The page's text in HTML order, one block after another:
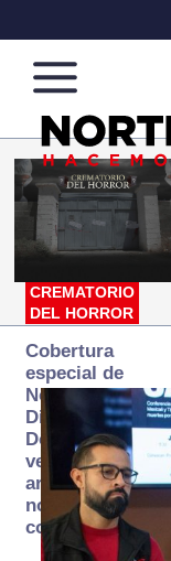
Norte
de
Ciudad
Más
que
noticias,
hacemos
CREMATORIO
DEL HORROR
Cobertura
especial de
Norte
Digital:
Donde la
verdad
arde… pero
no se
consume